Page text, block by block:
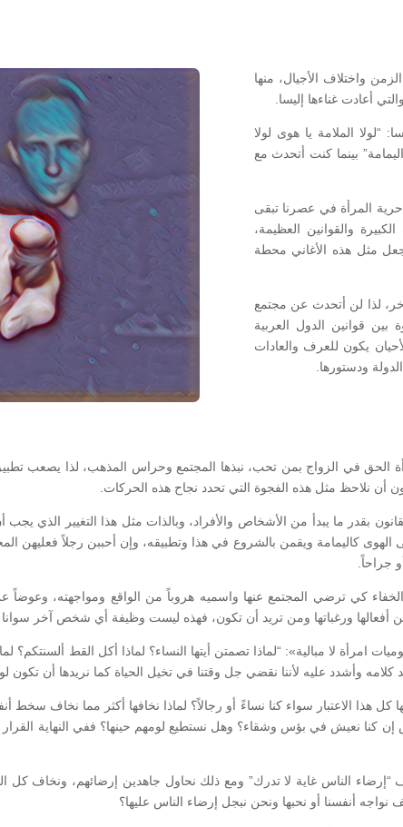
واختلاف الأجيال، منها
أعادت غناءها إليسا.
الملامة يا هوى لولا
بينما كنت أتحدث مع
المرأة في عصرنا تبقى
والقوانين العظيمة،
مثل هذه الأغاني محطة
لذا لن أتحدث عن مجتمع
قوانين الدول العربية
يكون للعرف والعادات
ودستورها.
الحق في الزواج بمن تحب، نبذها المجتمع وحراس المذهب، لذا يصعب
أن نلاحظ مثل هذه الفجوة التي تحدد نجاح هذه الحركات.
بقدر ما يبدأ من الأشخاص والأفراد، وبالذات مثل هذا التغيير الذي
كاليمامة ويقمن بالشروع في هذا وتطبيقه، وإن أحببن رجلاً فعليهن
جراحاً.
الخفاء كي ترضي المجتمع عنها واسميه هروباً من الواقع ومواجهته، وعوضاً
عن أفعالها ورغباتها ومن تريد أن تكون، فهذه ليست وظيفة أي شخص آخر
امرأة لا مبالية»: “لماذا تصمتن أيتها النساء؟ لماذا أكل القط ألسنتكم؟
كلامه وأشدد عليه لأننا نقضي جل وقتنا في تخيل الحياة كما نريدها أن تكون
كل هذا الاعتبار سواء كنا نساءً أو رجالاً؟ لماذا نخافها أكثر مما نخاف سخط
إن كنا نعيش في بؤس وشقاء؟ وهل نستطيع لومهم حينها؟ ففي النهاية القرار
“إرضاء الناس غاية لا تدرك” ومع ذلك نحاول جاهدين إرضائهم، ونخاف كل
أنفسنا أو نحبها ونحن نبجل إرضاء الناس عليها؟